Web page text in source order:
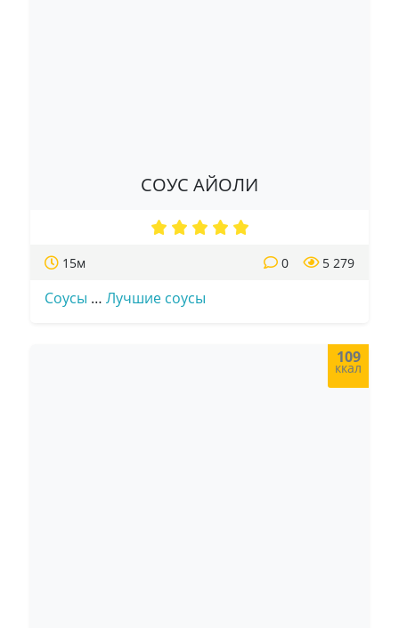
СОУС АЙОЛИ
15м 5 279
0
Соусы … Лучшие соусы
109
ккал